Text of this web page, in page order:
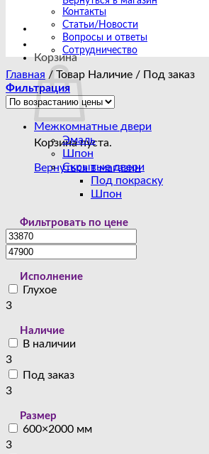
Корзина
Корзина пуста.
Вернуться в магазин
Контакты
Статьи/Новости
Вопросы и ответы
Сотрудничество
Главная / Товар Наличие / Под заказ
Фильтрация
Межкомнатные двери
Эмаль
Шпон
Скрытые двери
Под покраску
Шпон
Фильтровать по цене
Исполнение
Глухое
3
Наличие
В наличии
3
Под заказ
3
Размер
600×2000 мм
3